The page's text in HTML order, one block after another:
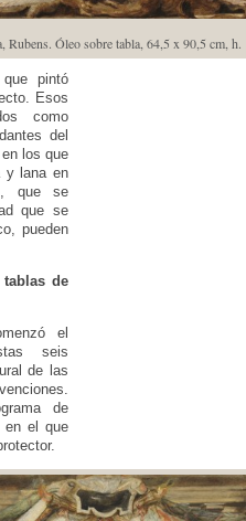
Rubens. Óleo sobre tabla, 64,5 x 90,5 cm,
pintó
Esos
como
del
los que
y lana en
que se
que se
pueden
de
el
seis
de las
de
en el que